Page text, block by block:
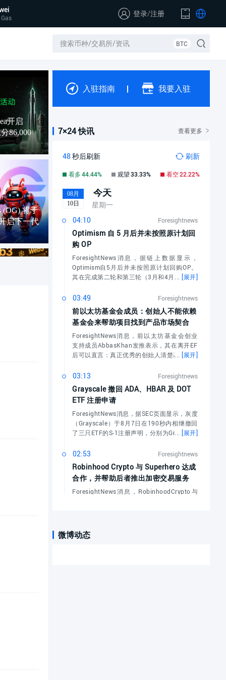
登录/注册
BTC
展：AiLINK连接市场数据、AI洞察与安全协作
开启
86,000
(OG) 将于
启下一代
入驻指南 我要入驻
7×24 快讯 查看更多
47 秒后刷新 刷新
看多44.44% 观望33.33% 看空22.22%
08月
10日
今天
星期一
04:10 Foresightnews
Optimism 自 5 月后并未按照原计划回
购 OP
ForesightNews消息，据链上数据显示，
Optimism自5月后并未按照原计划回购OP。
其在完成第二轮和第三轮（3月和4月）月度
[展开]
03:49 Foresightnews
前以太坊基金会成员：创始人不能依赖
基金会来帮助项目找到产品市场契合
ForesightNews消息，前以太坊基金会创业
支持成员AbbasKhan发推表示，其在离开EF
后可以直言：真正优秀的创始人清楚基金会
[展开]
03:13 Foresightnews
Grayscale 撤回 ADA、HBAR 及 DOT
ETF 注册申请
ForesightNews消息，据SEC页面显示，灰度
（Grayscale）于8月7日在190秒内相继撤回
了三只ETF的S-1注册声明，分别为Grayscale
[展开]
02:53 Foresightnews
Robinhood Crypto 与 Superhero 达成
合作，并帮助后者推出加密交易服务
ForesightNews消息，RobinhoodCrypto与
02:48
微博动态